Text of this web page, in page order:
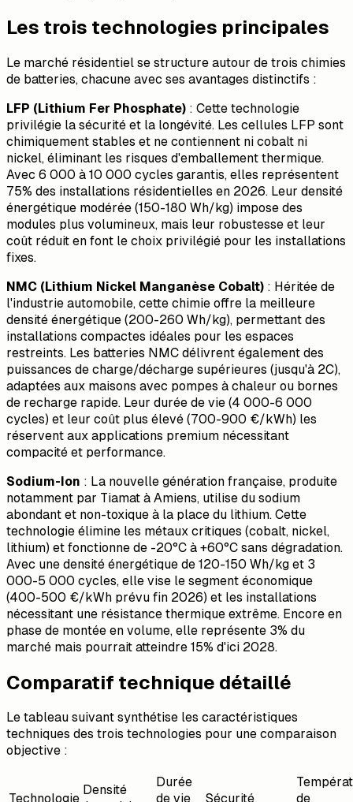
Les trois technologies principales
Le marché résidentiel se structure autour de trois chimies
de batteries, chacune avec ses avantages distinctifs :
LFP (Lithium Fer Phosphate) : Cette technologie
privilégie la sécurité et la longévité. Les cellules LFP sont
chimiquement stables et ne contiennent ni cobalt ni
nickel, éliminant les risques d'emballement thermique.
Avec 6 000 à 10 000 cycles garantis, elles représentent
75% des installations résidentielles en 2026. Leur densité
énergétique modérée (150-180 Wh/kg) impose des
modules plus volumineux, mais leur robustesse et leur
coût réduit en font le choix privilégié pour les installations
fixes.
NMC (Lithium Nickel Manganèse Cobalt) : Héritée de
l'industrie automobile, cette chimie offre la meilleure
densité énergétique (200-260 Wh/kg), permettant des
installations compactes idéales pour les espaces
restreints. Les batteries NMC délivrent également des
puissances de charge/décharge supérieures (jusqu'à 2C),
adaptées aux maisons avec pompes à chaleur ou bornes
de recharge rapide. Leur durée de vie (4 000-6 000
cycles) et leur coût plus élevé (700-900 €/kWh) les
réservent aux applications premium nécessitant
compacité et performance.
Sodium-Ion : La nouvelle génération française, produite
notamment par Tiamat à Amiens, utilise du sodium
abondant et non-toxique à la place du lithium. Cette
technologie élimine les métaux critiques (cobalt, nickel,
lithium) et fonctionne de -20°C à +60°C sans dégradation.
Avec une densité énergétique de 120-150 Wh/kg et 3
000-5 000 cycles, elle vise le segment économique
(400-500 €/kWh prévu fin 2026) et les installations
nécessitant une résistance thermique extrême. Encore en
phase de montée en volume, elle représente 3% du
marché mais pourrait atteindre 15% d'ici 2028.
Comparatif technique détaillé
Le tableau suivant synthétise les caractéristiques
techniques des trois technologies pour une comparaison
objective :
Technologie
Densité
Durée
de vie
Sécurité
de